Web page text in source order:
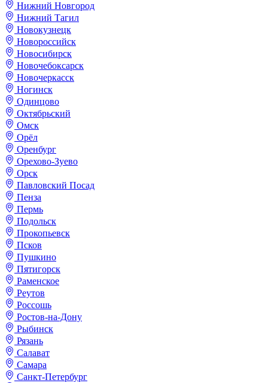
Нижний Новгород
Нижний Тагил
Новокузнецк
Новороссийск
Новосибирск
Новочебоксарск
Новочеркасск
Ногинск
Одинцово
Октябрьский
Омск
Орёл
Оренбург
Орехово-Зуево
Орск
Павловский Посад
Пенза
Пермь
Подольск
Прокопьевск
Псков
Пушкино
Пятигорск
Раменское
Реутов
Россошь
Ростов-на-Дону
Рыбинск
Рязань
Салават
Самара
Санкт-Петербург